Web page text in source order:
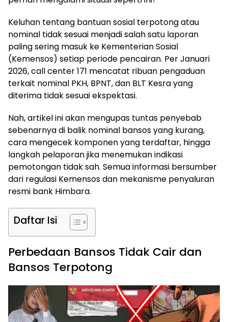
Keluhan tentang bantuan sosial terpotong atau
nominal tidak sesuai menjadi salah satu laporan
paling sering masuk ke Kementerian Sosial
(Kemensos) setiap periode pencairan. Per Januari
2026, call center 171 mencatat ribuan pengaduan
terkait nominal PKH, BPNT, dan BLT Kesra yang
diterima tidak sesuai ekspektasi.
Nah, artikel ini akan mengupas tuntas penyebab
sebenarnya di balik nominal bansos yang kurang,
cara mengecek komponen yang terdaftar, hingga
langkah pelaporan jika menemukan indikasi
pemotongan tidak sah. Semua informasi bersumber
dari regulasi Kemensos dan mekanisme penyaluran
resmi bank Himbara.
Daftar Isi
Perbedaan Bansos Tidak Cair dan
Bansos Terpotong